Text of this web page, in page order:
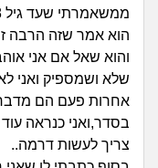
ממשאמרתי שעד גיל 18 או עד אחרי החתונה וצחקתי .
הוא אמר שזה הרבה
והוא שאל אם אני
שלא ושמספיק ואני
אחרות פעם הם
בסדר,ואני כנראה
צריך לעשות דרמה..